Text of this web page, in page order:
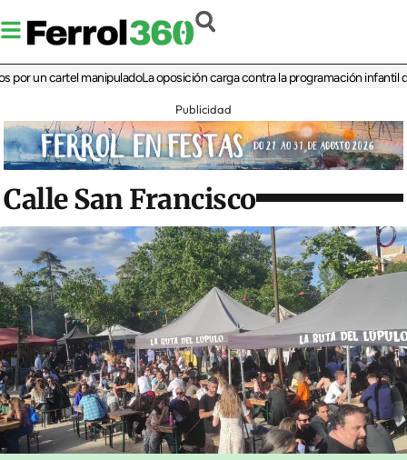
cartel manipuladoLa oposición carga contra la programación infantil de la
Publicidad
Calle San Francisco